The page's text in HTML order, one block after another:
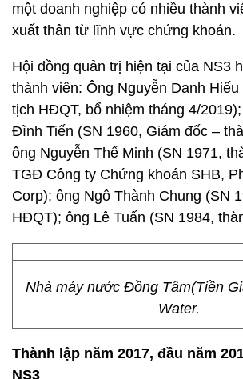
một doanh nghiệp có nhiều thành
xuất thân từ lĩnh vực chứng khoán.
Hội đồng quản trị hiện tại của NS3
thành viên: Ông Nguyễn Danh
tịch HĐQT, bổ nhiệm tháng 4/
Đình Tiến (SN 1960, Giám đốc –
ông Nguyễn Thế Minh (SN 1971,
TGĐ Công ty Chứng khoán SHB,
Corp); ông Ngô Thành Chung (SN
HĐQT); ông Lê Tuấn (SN 1984,
Nhà máy nước Đồng Tâm(Tiền
Water.
Thành lập năm 2017, đầu năm
NS3